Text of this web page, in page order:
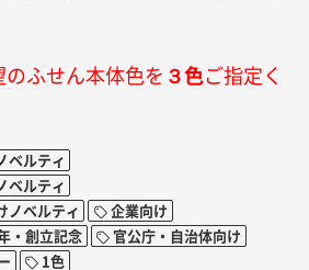
のふせん本体色を ３色 ご指定く
ベルティ
ベルティ
ノベルティ
企業向け
・創立記念
官公庁・自治体向け
1色